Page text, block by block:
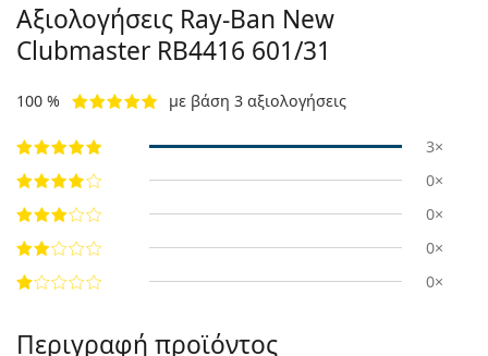
Αξιολογήσεις Ray-Ban New
Clubmaster RB4416 601/31
100 % με βάση 3 αξιολογήσεις
3×
0×
0×
0×
0×
Περιγραφή προϊόντος